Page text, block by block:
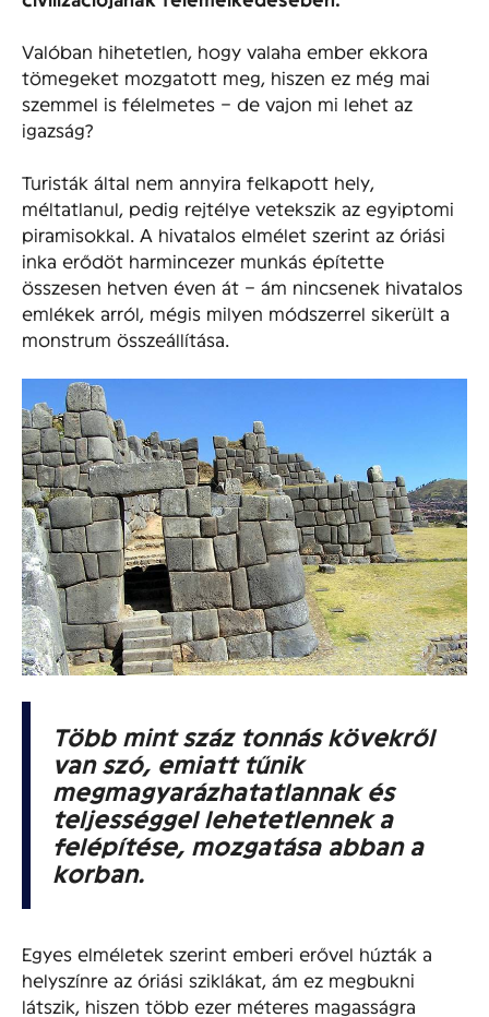
Valóban hihetetlen, hogy valaha ember ekkora
tömegeket mozgatott meg, hiszen ez még mai
szemmel is félelmetes – de vajon mi lehet az
igazság?
Turisták által nem annyira felkapott hely,
méltatlanul, pedig rejtélye vetekszik az egyiptomi
piramisokkal. A hivatalos elmélet szerint az óriási
inka erődöt harmincezer munkás építette
összesen hetven éven át – ám nincsenek hivatalos
emlékek arról, mégis milyen módszerrel sikerült a
monstrum összeállítása.
Több mint száz tonnás kövekről
van szó, emiatt tűnik
megmagyarázhatatlannak és
teljességgel lehetetlennek a
felépítése, mozgatása abban a
korban.
Egyes elméletek szerint emberi erővel húzták a
helyszínre az óriási sziklákat, ám ez megbukni
látszik, hiszen több ezer méteres magasságra